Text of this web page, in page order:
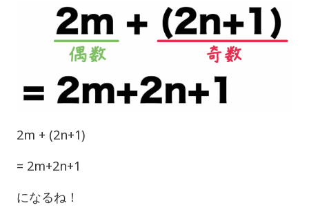
2m + (2n+1)
= 2m+2n+1
になるね！